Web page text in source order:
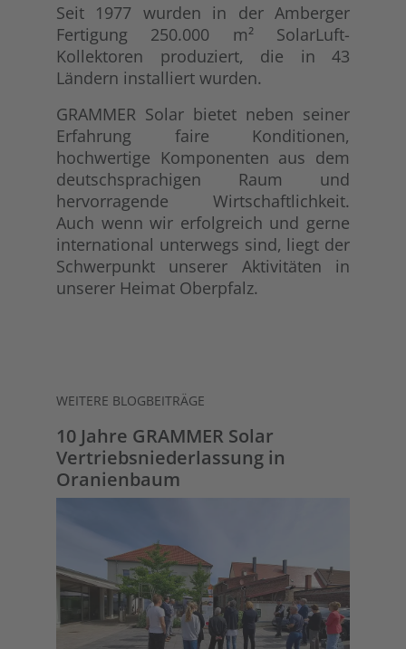
Seit 1977 wurden in der Amberger
Fertigung 250.000 m² SolarLuft-
Kollektoren produziert, die in 43
Ländern installiert wurden.
GRAMMER Solar bietet neben seiner
Erfahrung faire Konditionen,
hochwertige Komponenten aus dem
deutschsprachigen Raum und
hervorragende Wirtschaftlichkeit.
Auch wenn wir erfolgreich und gerne
international unterwegs sind, liegt der
Schwerpunkt unserer Aktivitäten in
unserer Heimat Oberpfalz.
WEITERE BLOGBEITRÄGE
10 Jahre GRAMMER Solar
Vertriebsniederlassung in
Oranienbaum